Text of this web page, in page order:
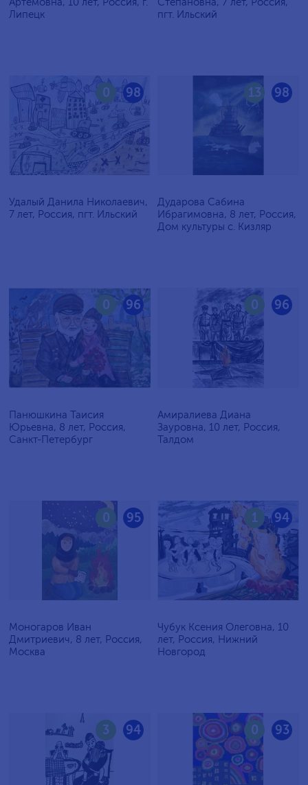
Липецк
пгт. Ильский
98
0
Удалый Данила Николаевич,
7 лет, Россия, пгт. Ильский
98
13
Дударова Сабина
Ибрагимовна, 8 лет, Россия,
Дом культуры с. Кизляр
96
0
Панюшкина Таисия
Юрьевна, 8 лет, Россия,
Санкт-Петербург
96
0
Амиралиева Диана
Зауровна, 10 лет, Россия,
Талдом
95
0
Моногаров Иван
Дмитриевич, 8 лет, Россия,
Москва
94
1
Чубук Ксения Олеговна, 10
лет, Россия, Нижний
Новгород
94
3 93
0